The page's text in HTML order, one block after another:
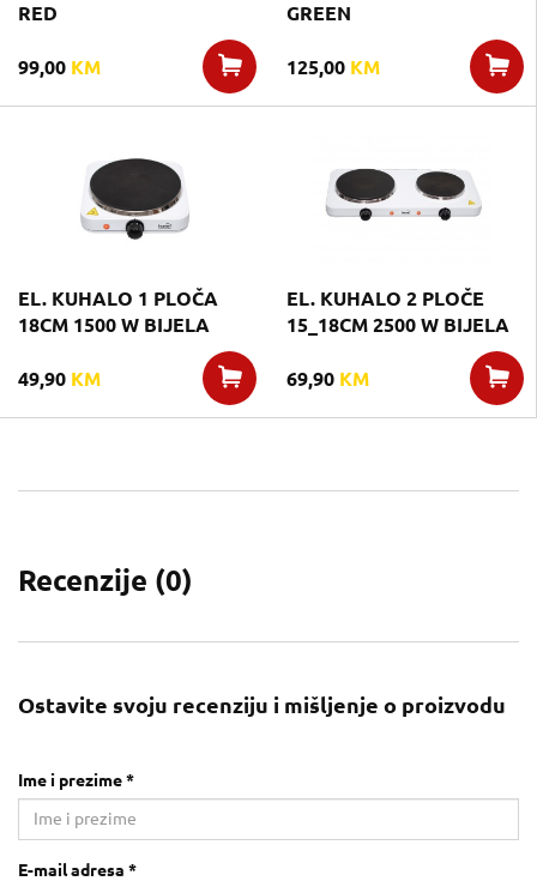
RED
99,00 KM
GREEN
125,00 KM
EL. KUHALO 1 PLOČA
18CM 1500 W BIJELA
49,90 KM
EL. KUHALO 2 PLOČE
15_18CM 2500 W BIJELA
69,90 KM
Recenzije (0)
Ostavite svoju recenziju i mišljenje o proizvodu
Ime i prezime *
E-mail adresa *